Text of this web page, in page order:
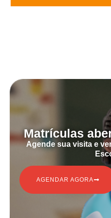
ㅤㅤMatrículas
ㅤㅤㅤㅤAgende sua
AGENDAR AGORA